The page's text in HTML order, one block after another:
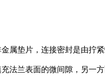
属垫片，连接密封是由拧
法兰表面的微间隙，另一